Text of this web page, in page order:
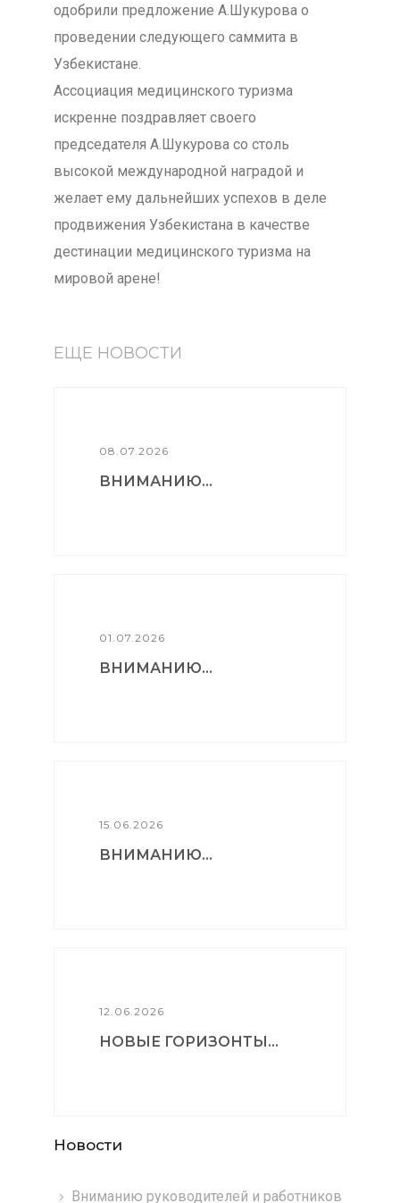
одобрили предложение А.Шукурова о
проведении следующего саммита в
Узбекистане.
Ассоциация медицинского туризма
искренне поздравляет своего
председателя А.Шукурова со столь
высокой международной наградой и
желает ему дальнейших успехов в деле
продвижения Узбекистана в качестве
дестинации медицинского туризма на
мировой арене!
ЕЩЕ НОВОСТИ
08.07.2026
ВНИМАНИЮ...
01.07.2026
ВНИМАНИЮ...
15.06.2026
ВНИМАНИЮ...
12.06.2026
НОВЫЕ ГОРИЗОНТЫ...
Новости
Вниманию руководителей и работников